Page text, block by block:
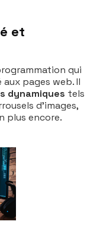
et
qui
pages web. Il
dynamiques tels
d'images,
plus encore.